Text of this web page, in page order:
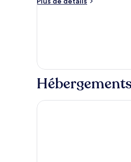
chambre :
(Mobility
Accessible,
Tub)
lits
Accessible,
Tru By Hilton Orlando